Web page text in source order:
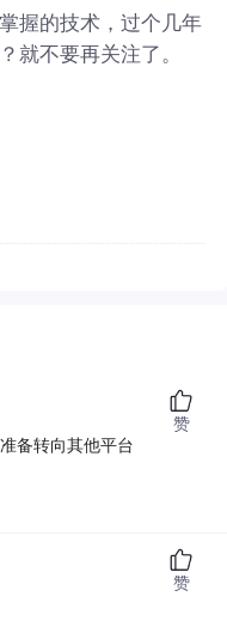
握的技术，过个几年
就不要再关注了。
备转向其他平台
赞
赞